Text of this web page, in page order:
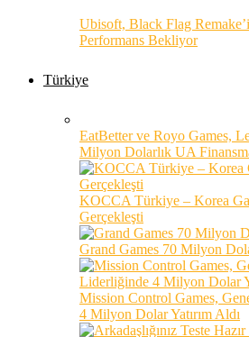
Ubisoft, Black Flag
Performans Bekliyor
Türkiye
EatBetter ve Royo Games,
Milyon Dolarlık UA
KOCCA Türkiye – Korea
Gerçekleşti
Grand Games 70 Milyon
Mission Control Games,
4 Milyon Dolar Yatırım Aldı